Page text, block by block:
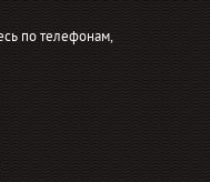
по телефонам,